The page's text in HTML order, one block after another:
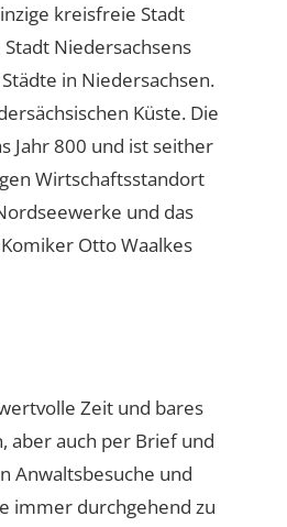
kreisfreie Stadt
Niedersachsens
in Niedersachsen.
Küste. Die
Jahr 800 und ist seither
Wirtschaftsstandort
und das
Otto Waalkes
Zeit und bares
aber auch per Brief und
Anwaltsbesuche und
immer durchgehend zu